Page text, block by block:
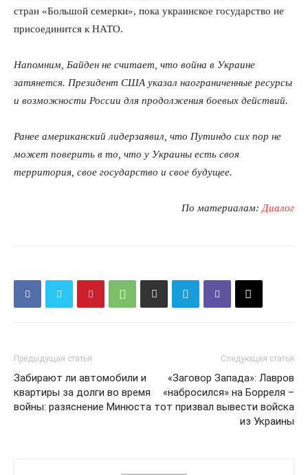
стран «Большой семерки», пока украинское государство не
присоединится к НАТО.
Напомним, Байден не считает, что война в Украине
затянется. Президент США указал наограниченные ресурсы
и возможности России для продолжения боевых действий.
Ранее американский лидерзаявил, что Путиндо сих пор не
может поверить в то, что у Украины есть своя
территория, свое государство и свое будущее.
По материалам: Диалог
Предыдущая статья
Забирают ли автомобили и
квартиры за долги во время
войны: разяснение Минюста
Следующая статья
«Заговор Запада»: Лавров
«набросился» на Борреля –
тот призвал вывести войска
из Украины